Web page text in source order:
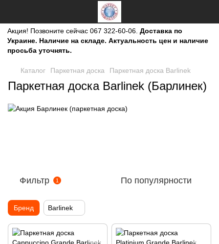
Акция! Позвоните сейчас 067 322-60-06. Доставка по
Украине. Наличие на складе. Актуальность цен и наличие
просьба уточнять.
Каталог Паркетная доска Паркетная доска Barlinek
Паркетная доска Barlinek (Барлинек)
Фильтр 1 По популярности
Бренд Barlinek